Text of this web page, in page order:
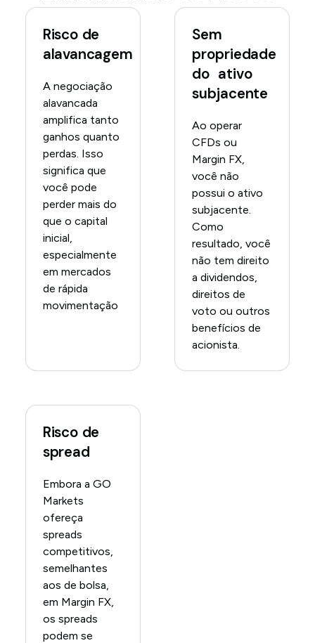
Risco de
alavancagem
A negociação
alavancada
amplifica tanto
ganhos quanto
perdas. Isso
significa que
você pode
perder mais do
que o capital
inicial,
especialmente
em mercados
de rápida
movimentação
Sem
propriedade
do ativo
subjacente
Ao operar
CFDs ou
Margin FX,
você não
possui o ativo
subjacente.
Como
resultado, você
não tem direito
a dividendos,
direitos de
voto ou outros
benefícios de
acionista.
Risco de
spread
Embora a GO
Markets
ofereça
spreads
competitivos,
semelhantes
aos de bolsa,
em Margin FX,
os spreads
podem se